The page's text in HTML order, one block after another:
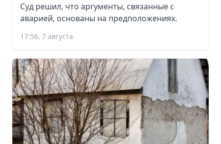
Суд решил, что аргументы, связанные с
аварией, основаны на предположениях.
17:56, 7 августа